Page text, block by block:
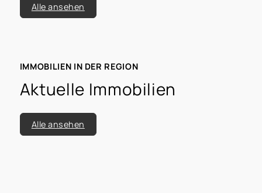
Alle ansehen
IMMOBILIEN IN DER REGION
Aktuelle Immobilien
Alle ansehen